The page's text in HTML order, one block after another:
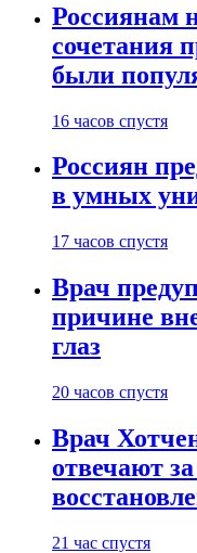
Россиянам
сочетания
были
16 часов спустя
Россиян
в умных
17 часов спустя
Врач
причине
глаз
20 часов спустя
Врач
отвечают
21 час спустя